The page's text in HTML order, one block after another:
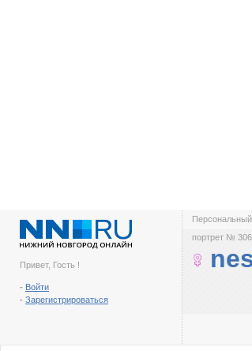
Привет, Гость !
- Войти
- Зарегистрироваться
Персональный
портрет №